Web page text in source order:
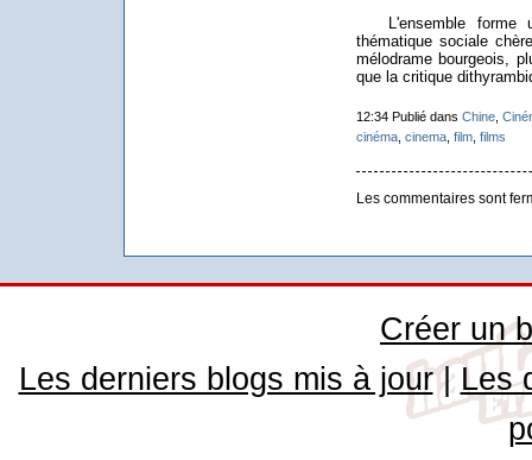
L'ensemble forme
thématique sociale
mélodrame bourgeois,
que la critique
12:34 Publié dans Chine,
cinéma, cinema, film, films
Les commentaires sont
Créer un
Les derniers blogs mis à jour| Les